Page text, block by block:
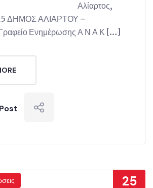
ΔΗΜΟΣ ΑΛΙΑΡΤΟΥ –
Ενημέρωσης Α Ν Α Κ […]
25